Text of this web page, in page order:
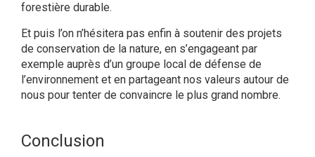
forestière durable.
Et puis l’on n’hésitera pas enfin à soutenir des projets
de conservation de la nature, en s’engageant par
exemple auprès d’un groupe local de défense de
l’environnement et en partageant nos valeurs autour de
nous pour tenter de convaincre le plus grand nombre.
Conclusion